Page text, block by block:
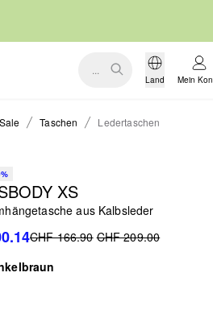
...
Land Mein
Sale Taschen Ledertaschen
XS
aus Kalbsleder
CHF 166.90 CHF 209.00